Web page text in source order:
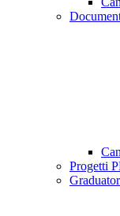
Progetti